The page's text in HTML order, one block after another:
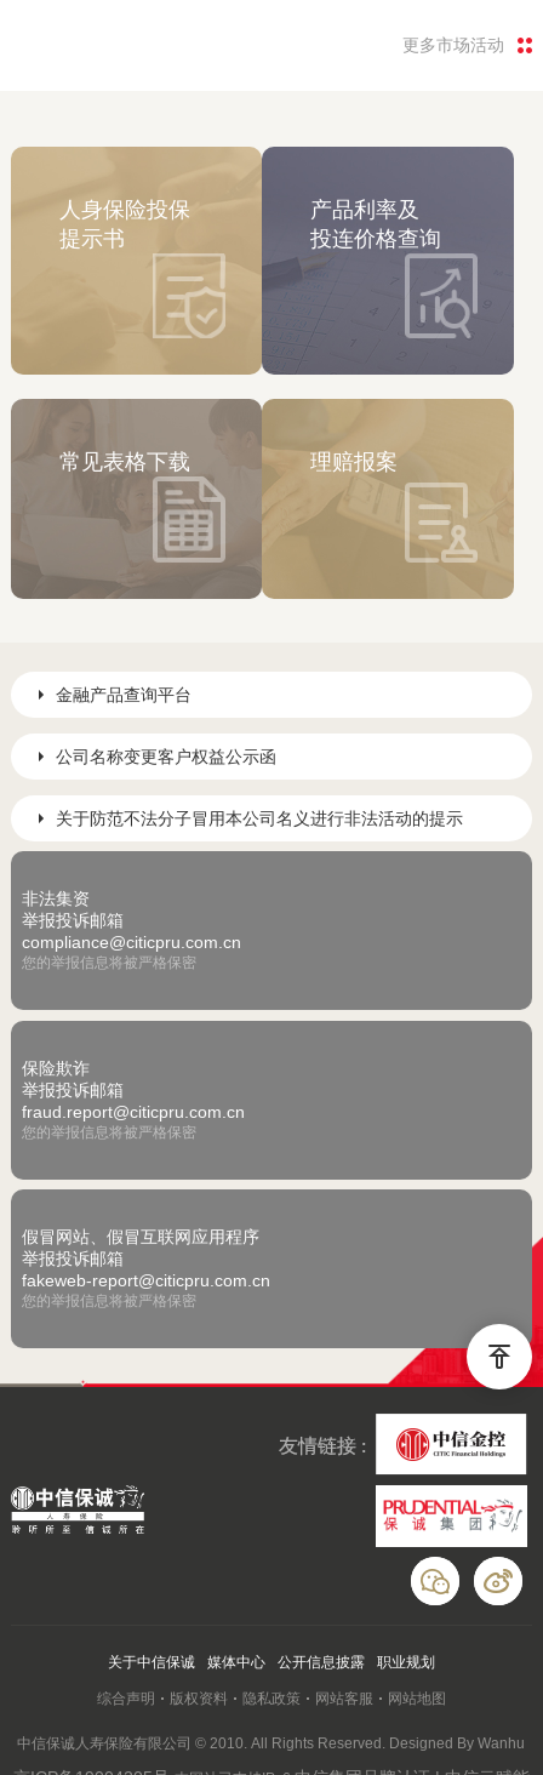
更多市场活动
人身保险投保
提示书
产品利率及
投连价格查询
常见表格下载 理赔报案
金融产品查询平台
公司名称变更客户权益公示函
关于防范不法分子冒用本公司名义进行非法活动的提示
非法集资
举报投诉邮箱
compliance@citicpru.com.cn
您的举报信息将被严格保密
保险欺诈
举报投诉邮箱
fraud.report@citicpru.com.cn
您的举报信息将被严格保密
假冒网站、假冒互联网应用程序
举报投诉邮箱
fakeweb-report@citicpru.com.cn
您的举报信息将被严格保密
友情链接 :
关于中信保诚 媒体中心 公开信息披露 职业规划
综合声明 版权资料 隐私政策 网站客服 网站地图
中信保诚人寿保险有限公司 © 2010. All Rights Reserved. Designed By Wanhu